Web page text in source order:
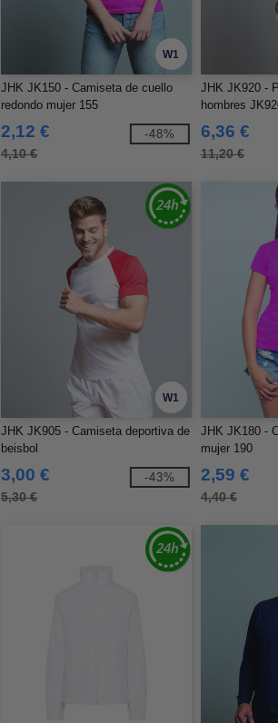
W1
JHK JK150 - Camiseta de cuello
redondo mujer 155
2,12 €
4,10 €
-48%
JHK JK920 -
hombres
6,36 €
11,20 €
W1
JHK JK905 - Camiseta deportiva de
beisbol
3,00 €
5,30 €
-43%
JHK JK180 -
mujer 190
2,59 €
4,40 €